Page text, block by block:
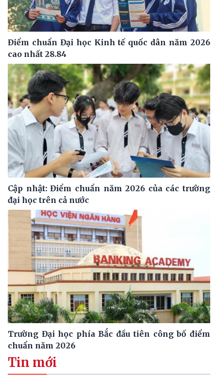
Điểm chuẩn Đại học Kinh tế quốc dân năm 2026
cao nhất 28.84
Cập nhật: Điểm chuẩn năm 2026 của các trường
đại học trên cả nước
Trường Đại học phía Bắc đầu tiên công bố điểm
chuẩn năm 2026
Tin mới